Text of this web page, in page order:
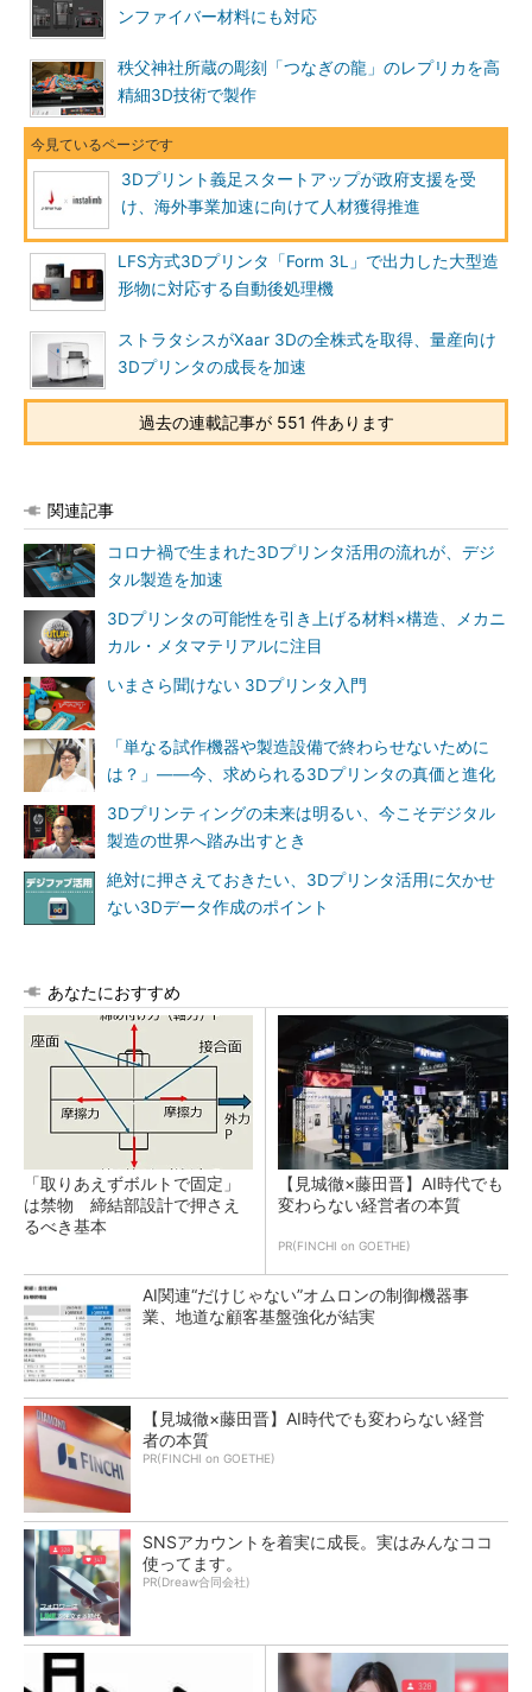
ンファイバー材料にも対応
秩父神社所蔵の彫刻「つなぎの龍」のレプリカを高
精細3D技術で製作
3Dプリント義足スタートアップが政府支援を受
け、海外事業加速に向けて人材獲得推進
LFS方式3Dプリンタ「Form 3L」で出力した大型造
形物に対応する自動後処理機
ストラタシスがXaar 3Dの全株式を取得、量産向け
3Dプリンタの成長を加速
過去の連載記事が 551 件あります
関連記事
コロナ禍で生まれた3Dプリンタ活用の流れが、デジ
タル製造を加速
3Dプリンタの可能性を引き上げる材料×構造、メカニ
カル・メタマテリアルに注目
いまさら聞けない 3Dプリンタ入門
「単なる試作機器や製造設備で終わらせないために
は？」――今、求められる3Dプリンタの真価と進化
3Dプリンティングの未来は明るい、今こそデジタル
製造の世界へ踏み出すとき
絶対に押さえておきたい、3Dプリンタ活用に欠かせ
ない3Dデータ作成のポイント
あなたにおすすめ
「取りあえずボルトで固定」
は禁物 締結部設計で押さえ
るべき基本
【見城徹×藤田晋】AI時代でも
変わらない経営者の本質
PR(FINCHI on GOETHE)
AI関連“だけじゃない”オムロンの制御機器事
業、地道な顧客基盤強化が結実
【見城徹×藤田晋】AI時代でも変わらない経営
者の本質
PR(FINCHI on GOETHE)
SNSアカウントを着実に成長。実はみんなココ
使ってます。
PR(Dreaw合同会社)